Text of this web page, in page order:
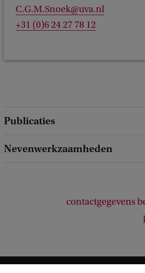
C.G.M.Snoek@uva.nl
+31 (0)6 24 27 78 12
Publicaties
Nevenwerkzaamheden
contactgegevens